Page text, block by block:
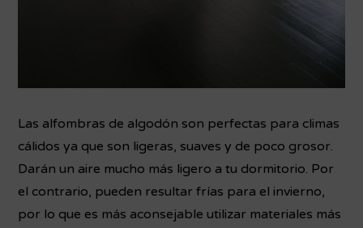
Las alfombras de algodón son perfectas para climas
cálidos ya que son ligeras, suaves y de poco grosor.
Darán un aire mucho más ligero a tu dormitorio. Por
el contrario, pueden resultar frías para el invierno,
por lo que es más aconsejable utilizar materiales más